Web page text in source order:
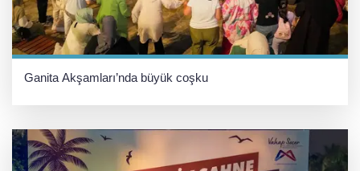
Ganita Akşamları’nda büyük coşku